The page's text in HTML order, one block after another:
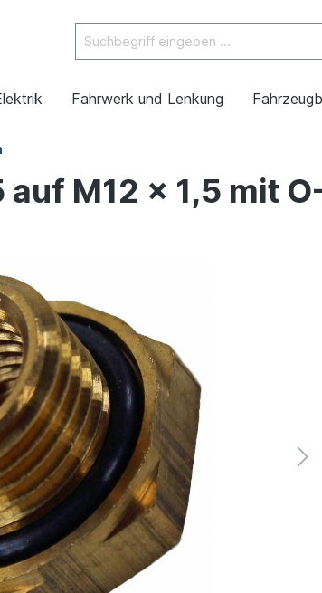
Fahrwerk und Lenkung
M12 x 1,5 mit